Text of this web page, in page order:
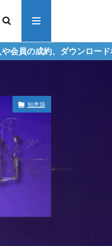
ロードなどからの収益化を
知恵袋